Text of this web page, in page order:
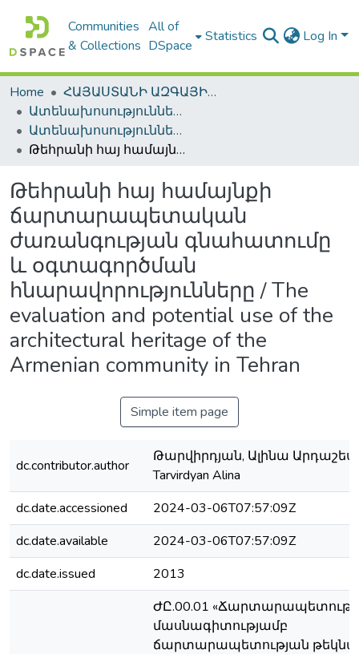
Communities
& Collections
All of
DSpace
Statistics Log In
Home
ՀԱՅԱՍՏԱՆԻ ԱԶԳԱՅԻՆ ԳՐԱԴԱՐԱՆԻ ԹՎԱՅԻՆ ՊԱՀՈՑ / DIGITAL REPOSITORY OF NLA
Ատենախոսություններ և սեղմագրեր / Theses & Abstracts
Ատենախոսություններ և սեղմագրեր / Theses & Abstracts
Թեհրանի հայ համայնքի ճարտարապետական ժառանգության գնահատումը և օգտագործման հնարավորությունները / The evaluation and potential use of the architectural heritage of the Armenian community in Tehran
Թեհրանի հայ համայնքի
ճարտարապետական
ժառանգության գնահատումը
և օգտագործման
հնարավորությունները / The
evaluation and potential use of the
architectural heritage of the
Armenian community in Tehran
Simple item page
dc.contributor.author
Թարվիրդյան, Ալինա
Tarvirdyan Alina
dc.date.accessioned
2024-03-06T07:57:09Z
dc.date.available
2024-03-06T07:57:09Z
dc.date.issued
2013
ԺԸ.00.01
մասնագիտությամբ
ճարտարապետության